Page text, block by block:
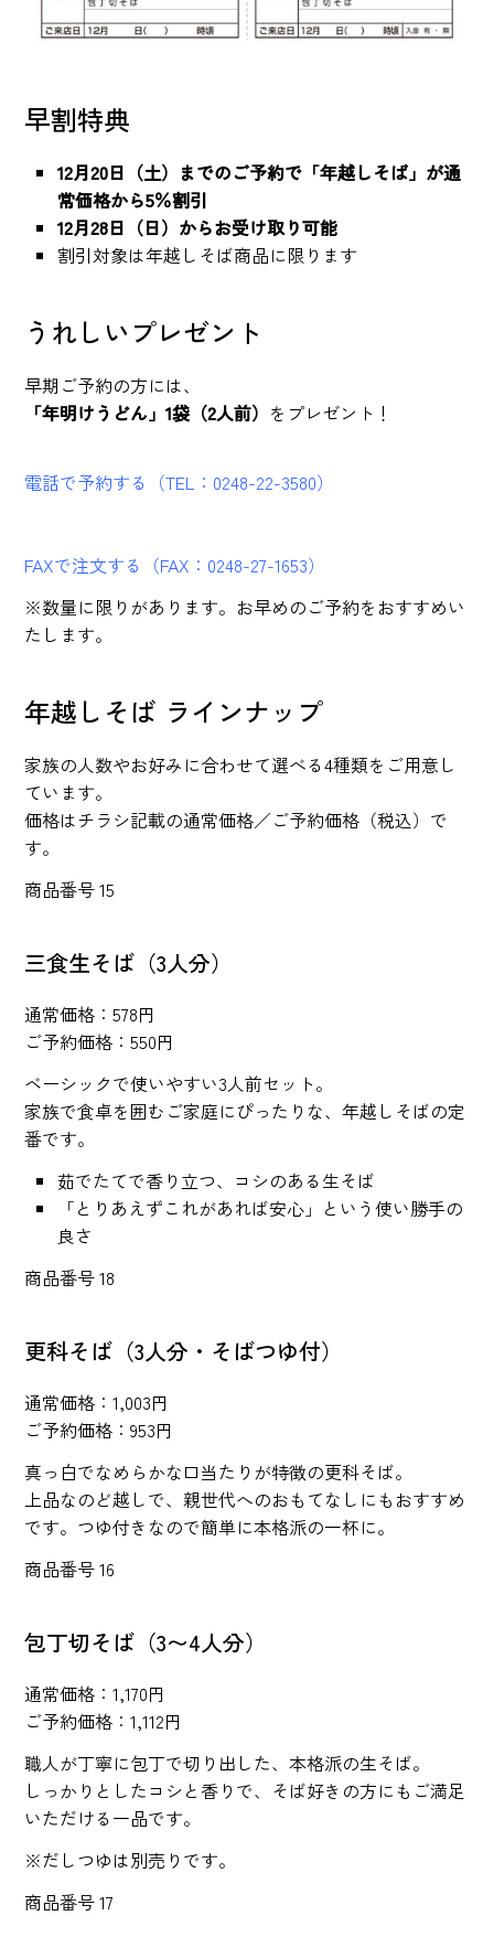
早割特典
12月20日（土）までのご予約で「年越しそば」が通
常価格から5％割引
12月28日（日）からお受け取り可能
割引対象は年越しそば商品に限ります
うれしいプレゼント
早期ご予約の方には、
「年明けうどん」1袋（2人前） をプレゼント！
電話で予約する（TEL：0248-22-3580）
FAXで注文する（FAX：0248-27-1653）
※数量に限りがあります。お早めのご予約をおすすめい
たします。
年越しそば ラインナップ
家族の人数やお好みに合わせて選べる4種類をご用意し
ています。
価格はチラシ記載の通常価格／ご予約価格（税込）で
す。
商品番号 15
三食生そば（3人分）
通常価格：578円
ご予約価格：550円
ベーシックで使いやすい3人前セット。
家族で食卓を囲むご家庭にぴったりな、年越しそばの定
番です。
茹でたてで香り立つ、コシのある生そば
「とりあえずこれがあれば安心」という使い勝手の
良さ
商品番号 18
更科そば（3人分・そばつゆ付）
通常価格：1,003円
ご予約価格：953円
真っ白でなめらかな口当たりが特徴の更科そば。
上品なのど越しで、親世代へのおもてなしにもおすすめ
です。つゆ付きなので簡単に本格派の一杯に。
商品番号 16
包丁切そば（3〜4人分）
通常価格：1,170円
ご予約価格：1,112円
職人が丁寧に包丁で切り出した、本格派の生そば。
しっかりとしたコシと香りで、そば好きの方にもご満足
いただける一品です。
※だしつゆは別売りです。
商品番号 17